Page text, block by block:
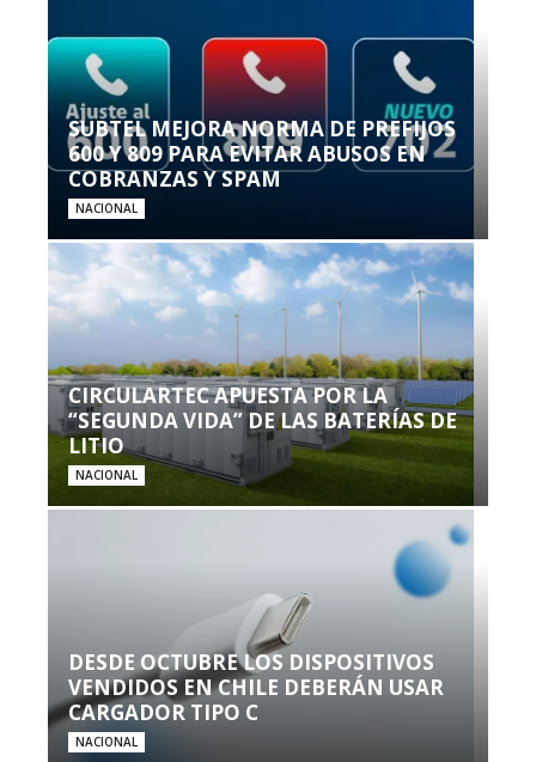
SUBTEL MEJORA NORMA DE PREFIJOS
600 Y 809 PARA EVITAR ABUSOS EN
COBRANZAS Y SPAM
NACIONAL
CIRCULARTEC APUESTA POR LA
“SEGUNDA VIDA” DE LAS BATERÍAS DE
LITIO
NACIONAL
DESDE OCTUBRE LOS DISPOSITIVOS
VENDIDOS EN CHILE DEBERÁN USAR
CARGADOR TIPO C
NACIONAL